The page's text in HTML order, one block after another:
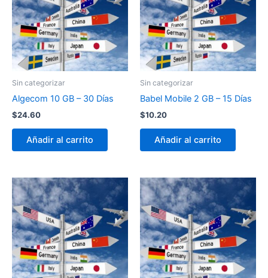
Sin categorizar
Algecom 10 GB – 30 Días
$24.60
Añadir al carrito
Sin categorizar
Babel Mobile 2 GB – 15 Días
$10.20
Añadir al carrito